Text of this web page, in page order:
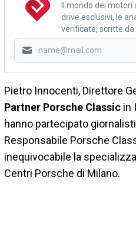
Il mondo dei
drive esclusivi, le
verificate, scritte da
Pietro Innocenti, Direttore
Partner Porsche Classic in
hanno partecipato
Responsabile Porsche
inequivocabile la
Centri Porsche di Milano.